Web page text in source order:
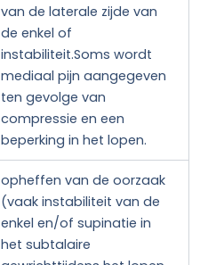
van de laterale zijde van
de enkel of
instabiliteit.Soms wordt
mediaal pijn aangegeven
ten gevolge van
compressie en een
beperking in het lopen.
opheffen van de oorzaak
(vaak instabiliteit van de
enkel en/of supinatie in
het subtalaire